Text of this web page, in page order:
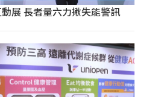
展 長者量六力揪失能警訊